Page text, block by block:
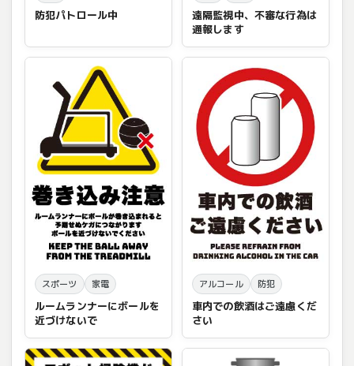
防犯パトロール中
遠隔監視中、不審な行為は
通報します
スポーツ 家電
ルームランナーにボールを
近づけないで
アルコール 防犯
車内での飲酒はご遠慮くだ
さい